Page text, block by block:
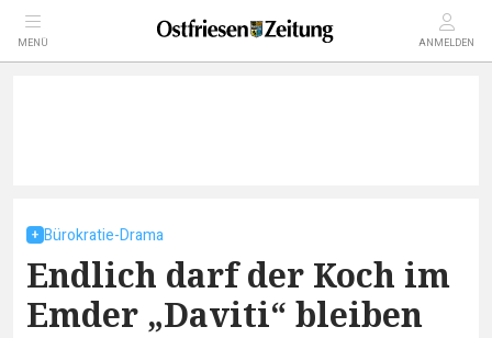
MENÜ ANMELDEN
Bürokratie-Drama
Endlich darf der Koch im
Emder „Daviti“ bleiben